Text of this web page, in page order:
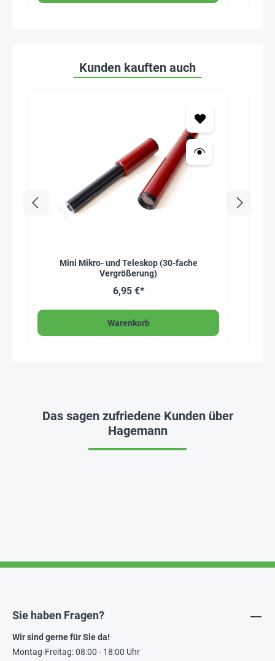
Kunden kauften auch
Mini Mikro- und Teleskop (30-fache
Vergrößerung)
6,95 €*
Warenkorb
Das sagen zufriedene Kunden über
Hagemann
Sie haben Fragen?
Wir sind gerne für Sie da!
Montag-Freitag: 08:00 - 18:00 Uhr